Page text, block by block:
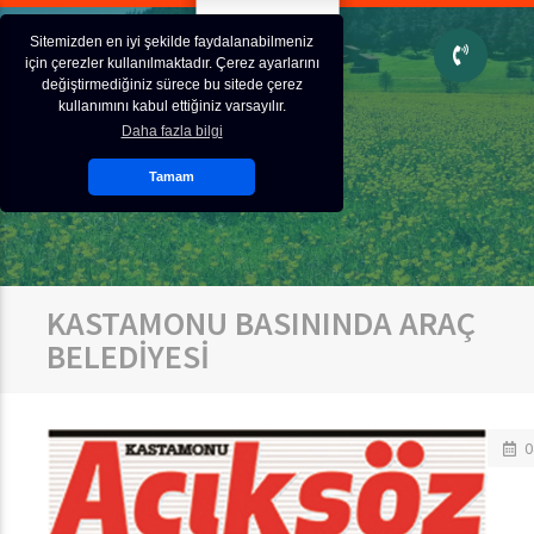
Sitemizden en iyi şekilde faydalanabilmeniz
için çerezler kullanılmaktadır. Çerez ayarlarını
değiştirmediğiniz sürece bu sitede çerez
kullanımını kabul ettiğiniz varsayılır.
Daha fazla bilgi
Tamam
KASTAMONU BASININDA ARAÇ
BELEDİYESİ